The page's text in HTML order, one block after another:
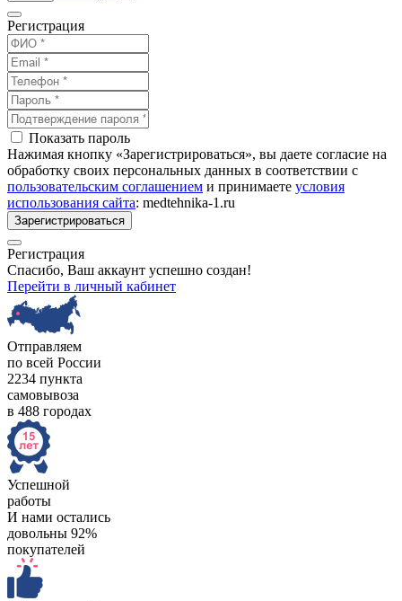
Регистрация
Показать пароль
Нажимая кнопку «Зарегистрироваться», вы даете согласие на
обработку своих персональных данных в соответствии с
пользовательским соглашением и принимаете условия
использования сайта: medtehnika-1.ru
Зарегистрироваться
Регистрация
Спасибо, Ваш аккаунт успешно создан!
Перейти в личный кабинет
Отправляем
по всей России
2234 пункта
самовывоза
в 488 городах
Успешной
работы
И нами остались
довольны 92%
покупателей